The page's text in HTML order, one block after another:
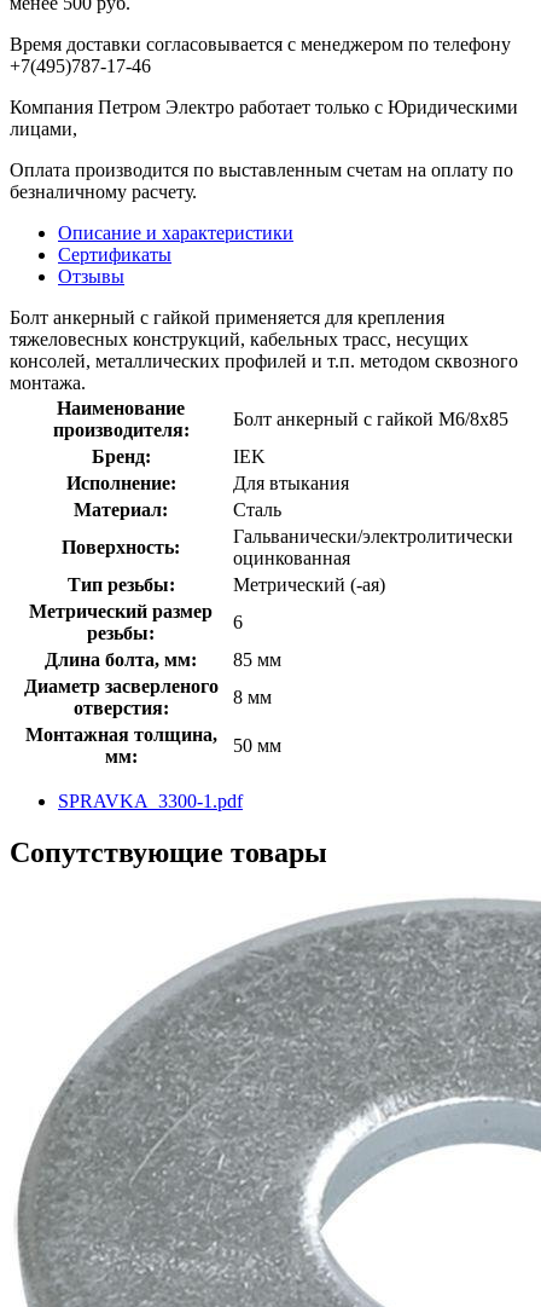
Время доставки согласовывается с менеджером по телефону
+7(495)787-17-46
Компания Петром Электро работает только с Юридическими
лицами,
Оплата производится по выставленным счетам на оплату по
безналичному расчету.
Описание и характеристики
Сертификаты
Отзывы
Болт анкерный с гайкой применяется для крепления
тяжеловесных конструкций, кабельных трасс, несущих
консолей, металлических профилей и т.п. методом сквозного
монтажа.
Наименование
производителя:
Болт анкерный с гайкой М6/8х85
Бренд:
IEK
Исполнение:
Для втыкания
Материал:
Сталь
Поверхность:
Гальванически/электролитически
оцинкованная
Тип резьбы:
Метрический (-ая)
Метрический размер
резьбы:
6
Длина болта, мм:
85 мм
Диаметр засверленого
отверстия:
8 мм
Монтажная толщина,
мм:
50 мм
SPRAVKA_3300-1.pdf
Сопутствующие товары